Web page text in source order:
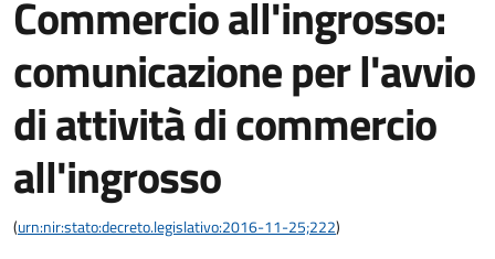
Commercio all'ingrosso:
comunicazione per l'avvio
di attività di commercio
all'ingrosso
(urn:nir:stato:decreto.legislativo:2016-11-25;222)